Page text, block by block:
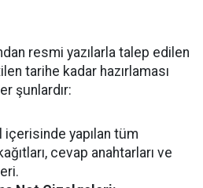
resmi yazılarla talep edilen
tarihe kadar hazırlaması
şunlardır:
içerisinde yapılan tüm
cevap anahtarları ve